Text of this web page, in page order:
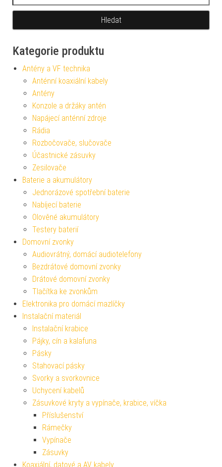
Kategorie produktu
Antény a VF technika
Anténní koaxiální kabely
Antény
Konzole a držáky antén
Napájecí anténní zdroje
Rádia
Rozbočovače, slučovače
Účastnické zásuvky
Zesilovače
Baterie a akumulátory
Jednorázové spotřební baterie
Nabíjecí baterie
Olověné akumulátory
Testery baterií
Domovní zvonky
Audiovrátný, domácí audiotelefony
Bezdrátové domovní zvonky
Drátové domovní zvonky
Tlačítka ke zvonkům
Elektronika pro domácí mazlíčky
Instalační materiál
Instalační krabice
Pájky, cín a kalafuna
Pásky
Stahovací pásky
Svorky a svorkovnice
Uchycení kabelů
Zásuvkové kryty a vypínače, krabice, víčka
Příslušenství
Rámečky
Vypínače
Zásuvky
Koaxiální, datové a AV kabely